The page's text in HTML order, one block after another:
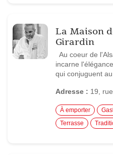
La Maison
Girardin
Au coeur de
incarne
qui conjuguent
Adresse : 19,
À emporter
Terrasse